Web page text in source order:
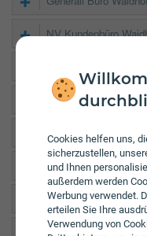
Cookies helfen uns,
sicherzustellen,
und Ihnen
außerdem werden
Werbung verwendet.
erteilen Sie Ihre
Verwendung von
NV Kundenbüro
Allianz Elementar
Garanta
Donau GS
Generali Büro
Generali